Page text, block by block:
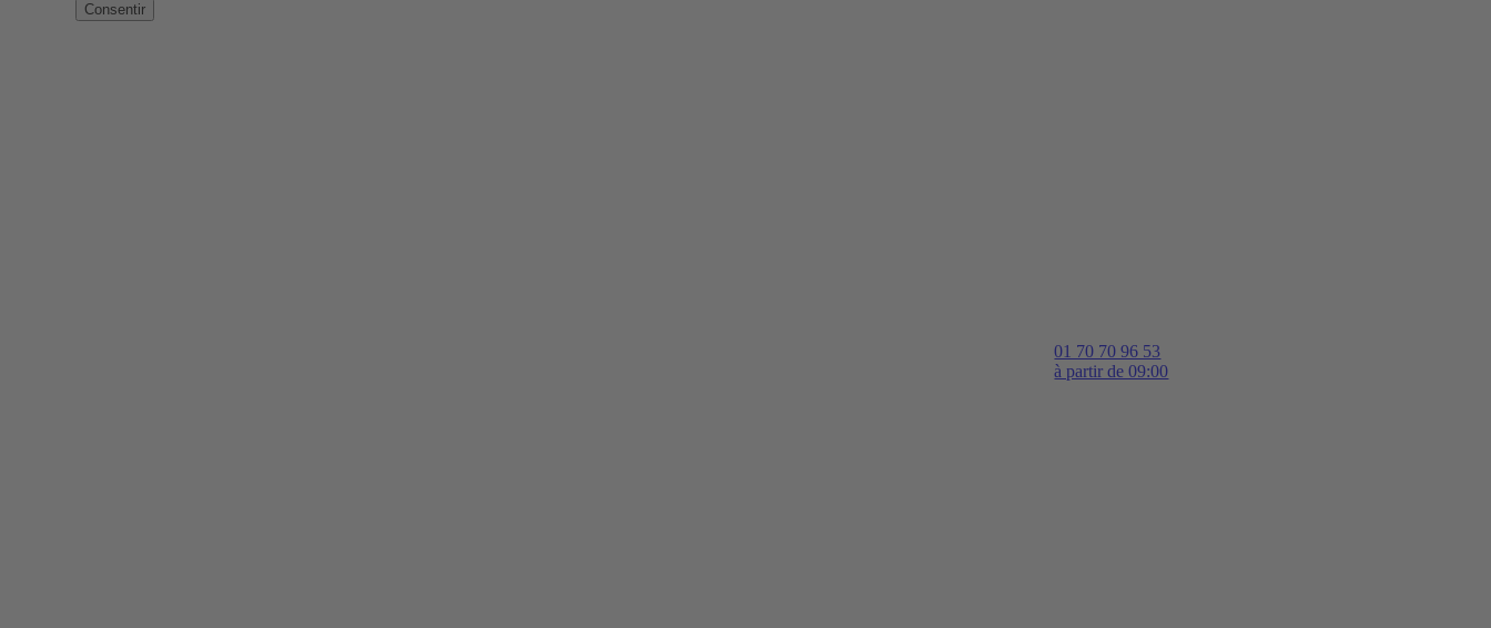
Consentir
01 70 70 96 53
à partir de 09:00